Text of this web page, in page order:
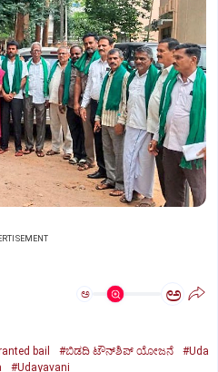
ಅ ಅ
bail #ಬಿಡದಿ ಟೌನ್‌ಶಿಪ್‌ ಯೋಜನೆ
#Uda
#Udayavani